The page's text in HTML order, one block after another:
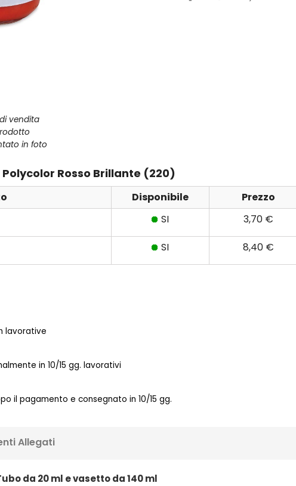
vendita
in foto
Rosso Brillante (220)
Disponibile Prezzo
SI 3,70 €
SI 8,40 €
lavorative
in 10/15 gg. lavorativi
il pagamento e consegnato in 10/15 gg.
Allegati
da 20 ml e vasetto da 140 ml